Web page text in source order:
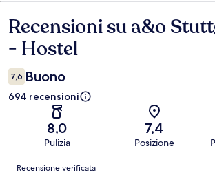
Recensioni
Recensioni su a&o
- Hostel
7,6 Buono
694 recensioni
8,0
Pulizia
7,4
Posizione
Recensioni
Recensione verificata